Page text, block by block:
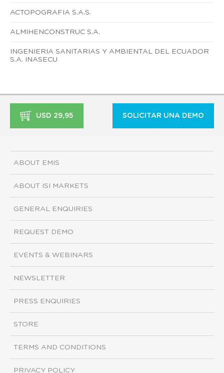
ACTOPOGRAFIA S.A.S.
ALMIHENCONSTRUC S.A.
INGENIERIA SANITARIAS Y AMBIENTAL DEL ECUADOR
S.A. INASECU
USD 29,95 SOLICITAR UNA DEMO
ABOUT EMIS
ABOUT ISI MARKETS
GENERAL ENQUIRIES
REQUEST DEMO
EVENTS & WEBINARS
NEWSLETTER
PRESS ENQUIRIES
STORE
TERMS AND CONDITIONS
PRIVACY POLICY